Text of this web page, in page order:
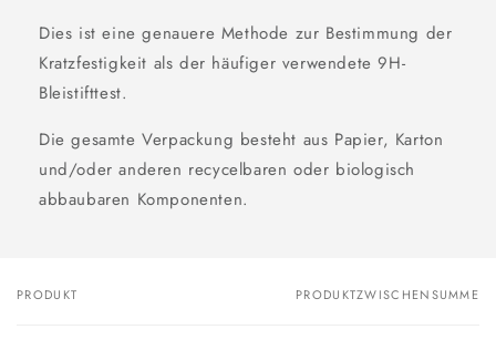
Dies ist eine genauere Methode zur Bestimmung der
Kratzfestigkeit als der häufiger verwendete 9H-
Bleistifttest.
Die gesamte Verpackung besteht aus Papier, Karton
und/oder anderen recycelbaren oder biologisch
abbaubaren Komponenten.
Dein
PRODUKT PRODUKTZWISCHENSUMME